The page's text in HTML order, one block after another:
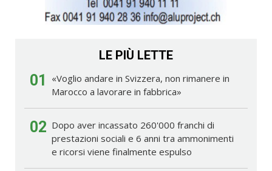
LE PIÙ LETTE
01
«Voglio andare in Svizzera, non rimanere in
Marocco a lavorare in fabbrica»
02 Dopo aver incassato 260'000 franchi di
prestazioni sociali e 6 anni tra ammonimenti
e ricorsi viene finalmente espulso